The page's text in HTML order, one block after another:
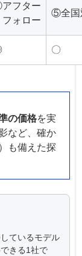
フター
ォロー
⑤全国
〇
の価格を実
など、確か
も備えた探
ているモデル
きる1社で